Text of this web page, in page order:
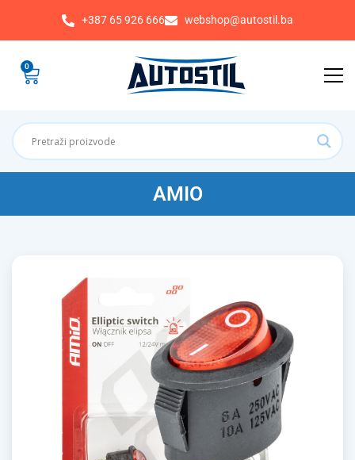
+387 65 926 666 webshop@autostil.ba
0
AMIO